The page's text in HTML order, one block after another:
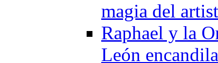
magia del
Raphael y la
León